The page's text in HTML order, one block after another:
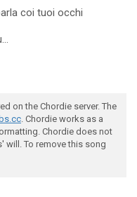
coi tuoi occhi
on the Chordie server. The
. Chordie works as a
Chordie does not
To remove this song